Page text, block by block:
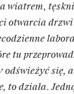
wiatrem,
otwarcia
tu
się,
to działa.